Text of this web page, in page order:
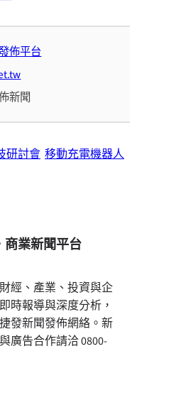
佈平台
新聞
研討會 移動充電機器人
商業新聞平台
經、產業、投資與企
時報導與深度分析，
發新聞發佈網絡。新
廣告合作請洽 0800-